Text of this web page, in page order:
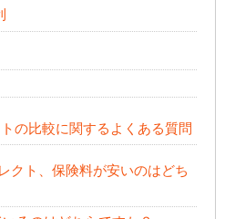
の比較に関するよくある質問
クト、保険料が安いのはどち